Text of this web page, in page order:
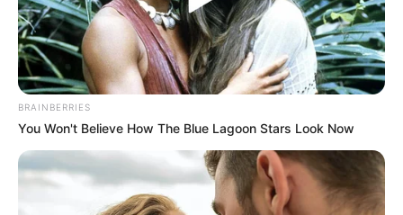
BRAINBERRIES
You Won't Believe How The Blue Lagoon Stars Look Now